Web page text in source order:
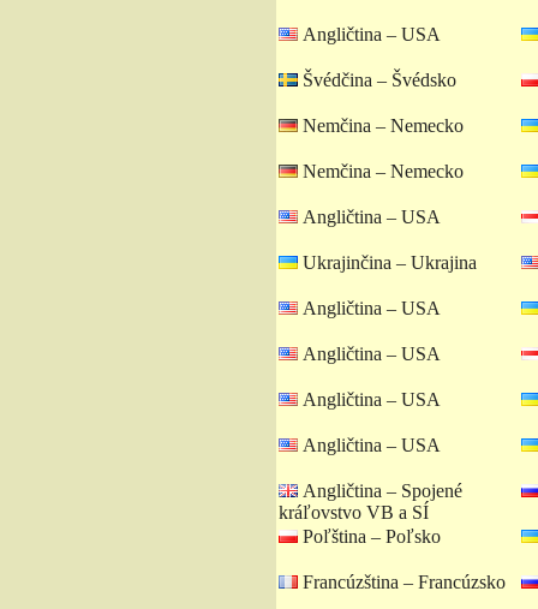
Angličtina – USA
Švédčina – Švédsko
Nemčina – Nemecko
Nemčina – Nemecko
Angličtina – USA
Ukrajinčina – Ukrajina
Angličtina – USA
Angličtina – USA
Angličtina – USA
Angličtina – USA
Angličtina – Spojené
kráľovstvo VB a SÍ
Poľština – Poľsko
Francúzština – Francúzsko